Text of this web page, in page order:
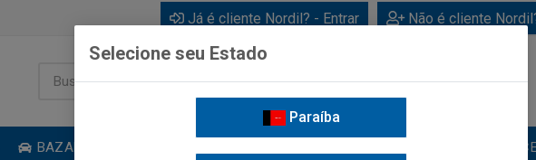
Já é cliente Nordil? - Entrar Não é cliente
BAZAR
Selecione seu Estado
Paraíba